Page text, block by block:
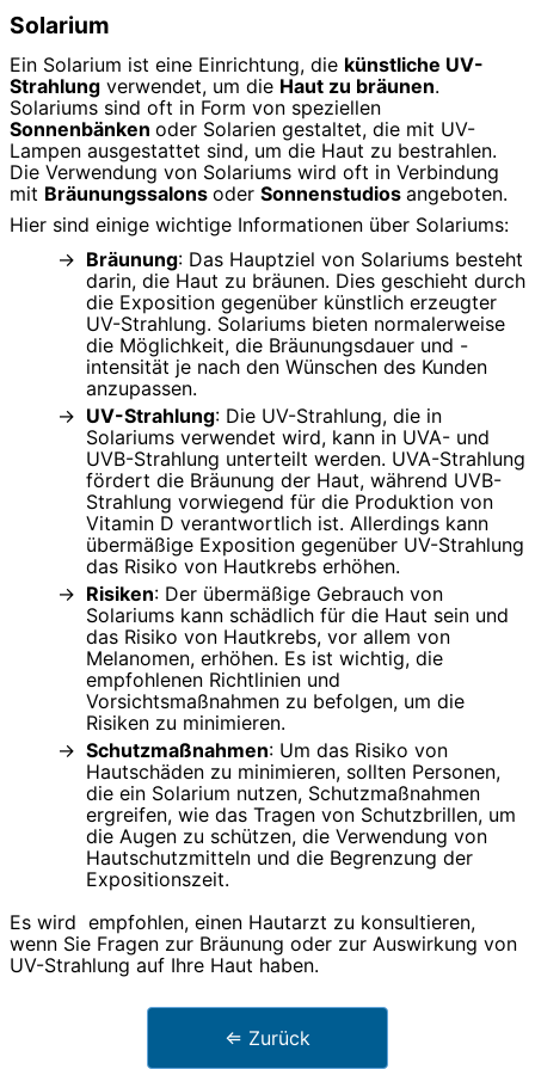
Solarium
Ein Solarium ist eine Einrichtung, die künstliche UV-
Strahlung verwendet, um die Haut zu bräunen.
Solariums sind oft in Form von speziellen
Sonnenbänken oder Solarien gestaltet, die mit UV-
Lampen ausgestattet sind, um die Haut zu bestrahlen.
Die Verwendung von Solariums wird oft in Verbindung
mit Bräunungssalons oder Sonnenstudios angeboten.
Hier sind einige wichtige Informationen über Solariums:
Bräunung: Das Hauptziel von Solariums besteht
darin, die Haut zu bräunen. Dies geschieht durch
die Exposition gegenüber künstlich erzeugter
UV-Strahlung. Solariums bieten normalerweise
die Möglichkeit, die Bräunungsdauer und -
intensität je nach den Wünschen des Kunden
anzupassen.
UV-Strahlung: Die UV-Strahlung, die in
Solariums verwendet wird, kann in UVA- und
UVB-Strahlung unterteilt werden. UVA-Strahlung
fördert die Bräunung der Haut, während UVB-
Strahlung vorwiegend für die Produktion von
Vitamin D verantwortlich ist. Allerdings kann
übermäßige Exposition gegenüber UV-Strahlung
das Risiko von Hautkrebs erhöhen.
Risiken: Der übermäßige Gebrauch von
Solariums kann schädlich für die Haut sein und
das Risiko von Hautkrebs, vor allem von
Melanomen, erhöhen. Es ist wichtig, die
empfohlenen Richtlinien und
Vorsichtsmaßnahmen zu befolgen, um die
Risiken zu minimieren.
Schutzmaßnahmen: Um das Risiko von
Hautschäden zu minimieren, sollten Personen,
die ein Solarium nutzen, Schutzmaßnahmen
ergreifen, wie das Tragen von Schutzbrillen, um
die Augen zu schützen, die Verwendung von
Hautschutzmitteln und die Begrenzung der
Expositionszeit.
Es wird empfohlen, einen Hautarzt zu konsultieren,
wenn Sie Fragen zur Bräunung oder zur Auswirkung von
UV-Strahlung auf Ihre Haut haben.
⇐ Zurück